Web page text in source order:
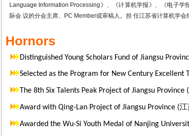
在创新工厂、搜狗、美团点评、美图联合主办的
NJU_Imagine_Lab队获视频动 作识别组唯一的一等
组唯一的一等奖，路通教授获优秀指导奖（总参赛队
IMAGINE 实验室王文海、侯文博、宋小鸽组成
检测国际挑战赛参赛 1424个队伍中位列第5（高校
路通教授入选江苏省杰出青年基金项目
路通教授新增主持一项国家自然科学基金NSFC
Language Information Processing》、《计算机学报》、《电子
际会 议的分会主席、PC Member或审稿人。 担 任江苏省计算机学会
Hornors
Distinguished Young Scholars Fund of Jiangsu
Selected as the Program for New Century Excellent
The 8th Six Talents Peak Project of Jiangsu Province
Award with Qing-Lan Project of Jiangsu Province (
Awarded the Wu-Si Youth Medal of Nanjing